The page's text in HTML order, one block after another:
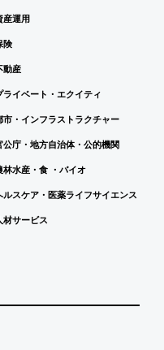
産運用
険
動産
ライベート・エクイティ
市・インフラストラクチャー
公庁・地方自治体・公的機関
林水産・食 ・バイオ
ルスケア・医薬ライフサイエンス
材サービス